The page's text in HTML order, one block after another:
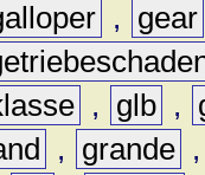
,
gear
, glb ,
, grande